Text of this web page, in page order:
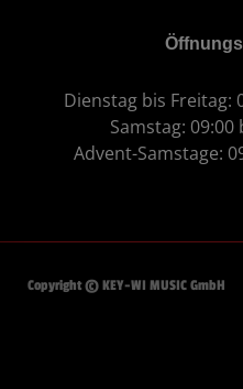
Dienstag bis Freitag:
Samstag: 09:00
Advent-Samstage:
Copyright © KEY-WI MUSIC GmbH